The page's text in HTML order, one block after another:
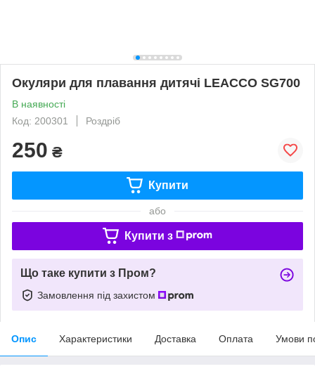
Окуляри для плавання дитячі LEACCO SG700
В наявності
Код: 200301
Роздріб
250 ₴
Купити
або
Купити з
Що таке купити з Пром?
Замовлення під захистом
Опис Характеристики Доставка Оплата Умови